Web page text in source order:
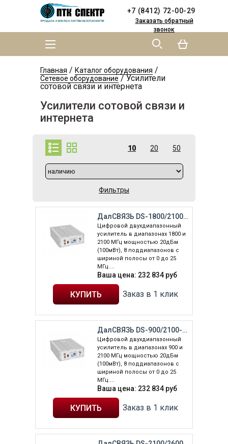
+7 (8412) 72-00-29
Заказать обратный
звонок
MAIN MENU
YOU ARE HERE
Главная / Каталог оборудования /
Сетевое оборудование /Усилители
сотовой связи и интернета
Усилители сотовой связи и
интернета
10 20 50
Фильтры
ДалСВЯЗЬ DS-1800/2100-20(цифровой)
Цифровой двухдиапазонный
усилитель в диапазонах 1800 и
2100 МГц мощностью 20дБм
(100мВт), 8 поддиапазонов с
шириной полосы от 0 до 25
МГц....
Ваша цена: 232 834 руб
Заказ в 1 клик
ДалСВЯЗЬ DS-900/2100-20(цифровой)
Цифровой двухдиапазонный
усилитель в диапазонах 900 и
2100 МГц мощностью 20дБм
(100мВт), 8 поддиапазонов с
шириной полосы от 0 до 25
МГц....
Ваша цена: 232 834 руб
Заказ в 1 клик